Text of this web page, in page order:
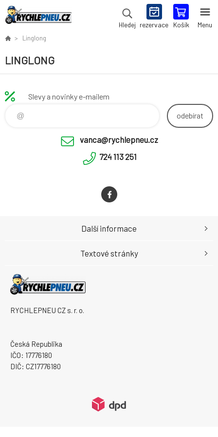
Hledej rezervace Košík Menu
Linglong
LINGLONG
Slevy a novinky e-mailem
odebírat
vanca@rychlepneu.cz
724 113 251
RYCHLEPNEU CZ s. r. o.
Česká Republika
IČO: 17776180
DIČ: CZ17776180
Další informace
Textové stránky